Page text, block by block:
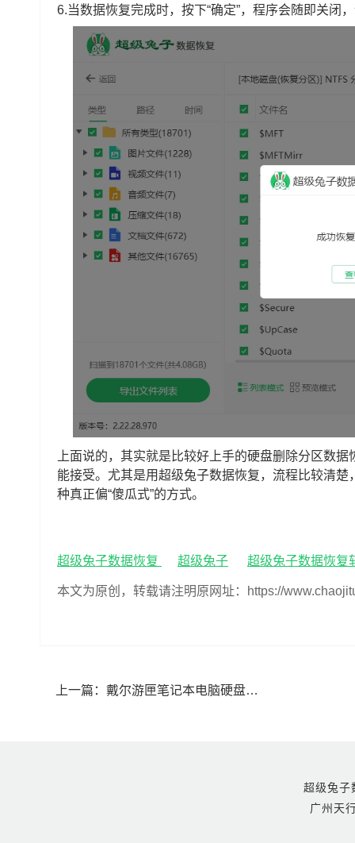
6.当数据恢复完成时，按下“确定”，程序会随即关闭
上面说的，其实就是比较好上手的硬盘删除分区数
能接受。尤其是用超级兔子数据恢复，流程比较清
种真正偏“傻瓜式”的方式。
超级兔子数据恢复 超级兔子 超级兔子数据恢复
本文为原创，转载请注明原网址：https://
上一篇： 戴尔游匣笔记本电脑硬盘文件如何恢复(戴尔游匣笔记本电脑硬盘文件恢复方法)
超级兔
广州天